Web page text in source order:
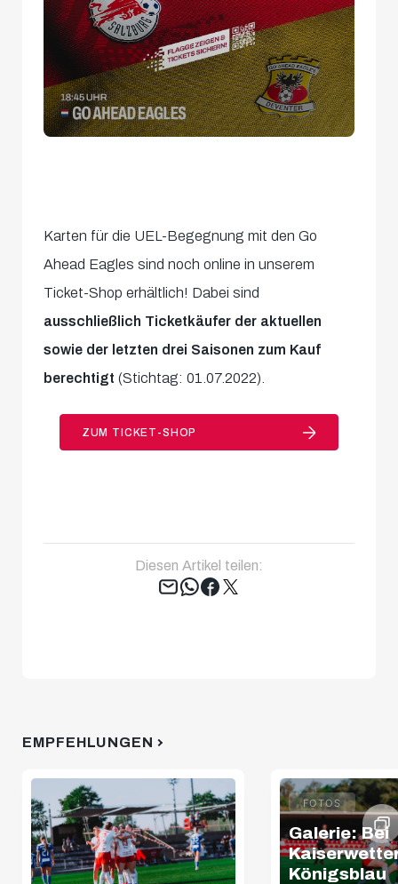
Karten für die UEL-Begegnung mit den Go
Ahead Eagles sind noch online in unserem
Ticket-Shop erhältlich! Dabei sind
ausschließlich Ticketkäufer der aktuellen
sowie der letzten drei Saisonen zum Kauf
berechtigt(Stichtag: 01.07.2022).
ZUM TICKET-SHOP
Diesen Artikel teilen:
Tweet
EMPFEHLUNGEN
FOTOS
Galerie: Bei
Königsblau